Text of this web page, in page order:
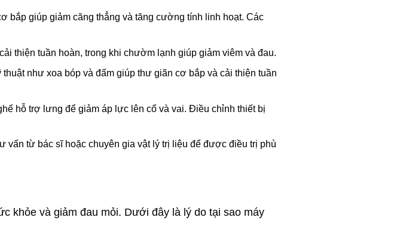
bắp giúp giảm căng thẳng và tăng cường tính linh hoạt. Các
thiện tuần hoàn, trong khi chườm lạnh giúp giảm viêm và đau.
như xoa bóp và đấm giúp thư giãn cơ bắp và cải thiện tuần
hỗ trợ lưng để giảm áp lực lên cổ và vai. Điều chỉnh thiết bị
vấn từ bác sĩ hoặc chuyên gia vật lý trị liệu để được điều trị phù
khỏe và giảm đau mỏi. Dưới đây là lý do tại sao máy